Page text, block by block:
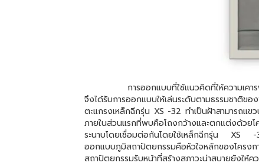
การออกแบบที่ใช้แนวคิดที่ให้ความเคารพกับ
จึงได้รับการออกแบบให้เล่นระดับตามธรรมชาติข
ตะแกรงเหล็กฉีกรุ่น XS -32 ทำเป็นฝ้าสามารถแ
ภายในส่วนแรกที่พบคือโถงกว้างและตกแต่งด้วย
ระนาบโดยเชื่อมต่อกันโดยใช้เหล็กฉีกรุ่น XS -
ออกแบบภูมิสถาปัตยกรรมคือหัวใจหลักของโคร
สถาปัตยกรรมรับหน้าที่สร้างสภาวะน่าสบายยังให้